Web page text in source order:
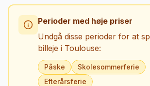
Perioder med høje priser
Undgå disse perioder for at
billeje i Toulouse:
Påske
Skolesommerferie
Efterårsferie